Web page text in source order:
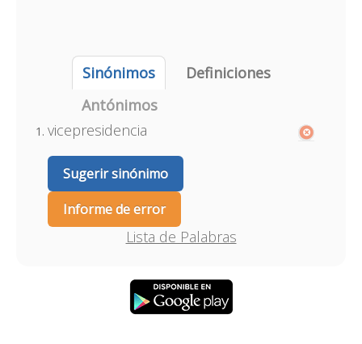
Sinónimos
Definiciones
Antónimos
vicepresidencia
Sugerir sinónimo
Informe de error
Lista de Palabras